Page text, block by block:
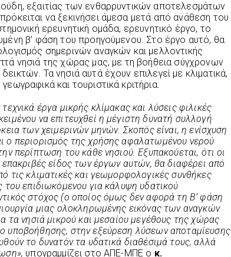
εξαιτίας των ενθαρρυντικών αποτελεσμάτων
να ξεκινήσει άμεσα μετά από ανάθεση του
ερευνητική ομάδα, ερευνητικό έργο, το
β’ φάση του προηγούμενου. Στο έργο αυτό, θα
σημερινών αναγκών και μελλοντικής
νησιά της χώρας μας, με τη βοήθεια σύγχρονων
Τα νησιά αυτά έχουν επιλεγεί με κλιματικά,
και τουριστικά κριτήρια.
έργα μικρής κλίμακας και λύσεις φιλικές
να επιτευχθεί η μέγιστη δυνατή συλλογή
των χειμερινών μηνών. Σκοπός είναι, η ενίσχυση
ο περιορισμός της χρήσης αφαλατωμένου νερού
περίπτωση του κάθε νησιού. Εξυπακούεται, ότι οι
επακριβές είδος των έργων αυτών, θα διαφέρει από
τις κλιματικές και γεωμορφολογικές συνθήκες
επιδιωκόμενου για κάλυψη υδατικού
στόχος (ο οποίος όμως δεν αφορά τη Β’ φάση
μιας ολοκληρωμένης εικόνας των αναγκών
τα νησιά μικρού και μεσαίου μεγέθους της χώρας
υποβοήθησης, στην εξεύρεση λύσεων αποταμίευσης
το δυνατόν τα υδατικά διαθέσιμά τους, αλλά
υπογραμμίζει στο ΑΠΕ-ΜΠΕ ο κ.